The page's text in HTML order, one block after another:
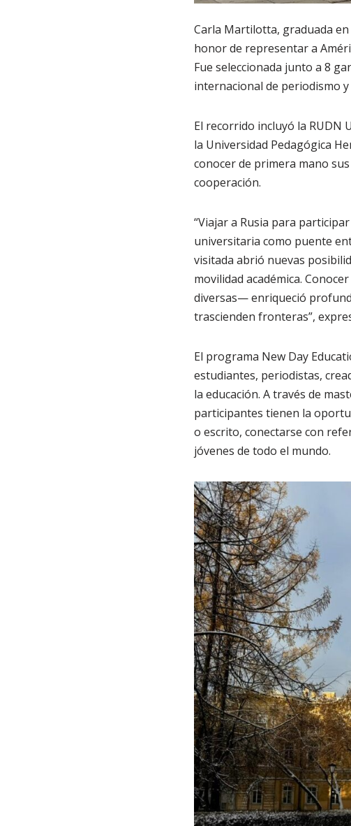
Carla Martilotta, graduada en
honor de representar a
Fue seleccionada junto a 8
internacional de periodismo y
El recorrido incluyó la RUDN
la Universidad Pedagógica
conocer de primera mano
cooperación.
“Viajar a Rusia para
universitaria como puente
visitada abrió nuevas
movilidad académica.
diversas— enriqueció
trascienden fronteras”,
El programa New Day
estudiantes, periodistas,
la educación. A través de
participantes tienen la
o escrito, conectarse con
jóvenes de todo el mundo.